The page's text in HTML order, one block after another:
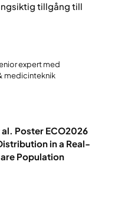
tillgång till
expert med
medicinteknik
Poster ECO2026
in a Real-
Population